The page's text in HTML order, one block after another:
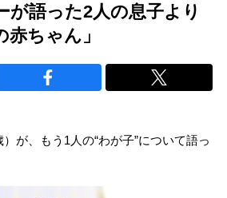
が語った2人の息子より
ちゃん」
が、もう1人の“わが子”について語っ